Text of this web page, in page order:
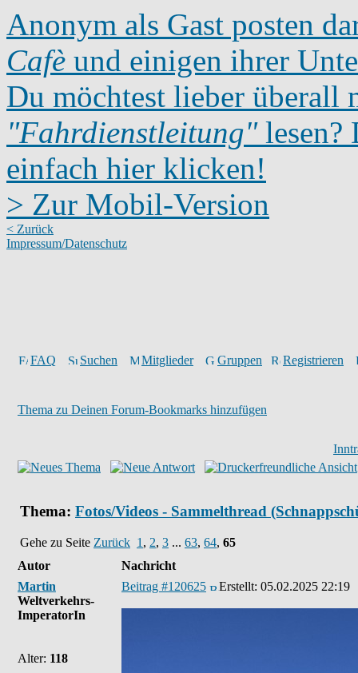
Anonym als Gast posten
Cafè und einigen ihrer
Du möchtest lieber überall
"Fahrdienstleitung"lesen?
einfach hier klicken!
> Zur Mobil-Version
< Zurück
Impressum/Datenschutz
FAQ Suchen Mitglieder Gruppen Registrieren
Thema zu Deinen Forum-Bookmarks hinzufügen
Thema: Fotos/Videos - Sammelthread
Gehe zu Seite Zurück 1 , 2, 3 ... 63, 64, 65
Autor
Nachricht
Martin
Weltverkehrs-
ImperatorIn
Alter: 118
Beitrag #120625 Erstellt: 05.02.2025 22:19